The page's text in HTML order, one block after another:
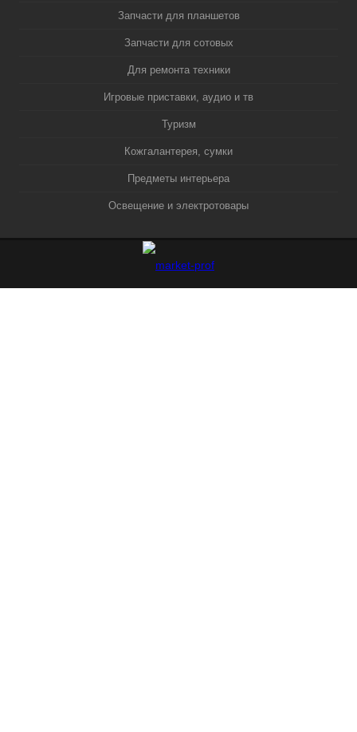
Запчасти для планшетов
Запчасти для сотовых
Для ремонта техники
Игровые приставки, аудио и тв
Туризм
Кожгалантерея, сумки
Предметы интерьера
Освещение и электротовары